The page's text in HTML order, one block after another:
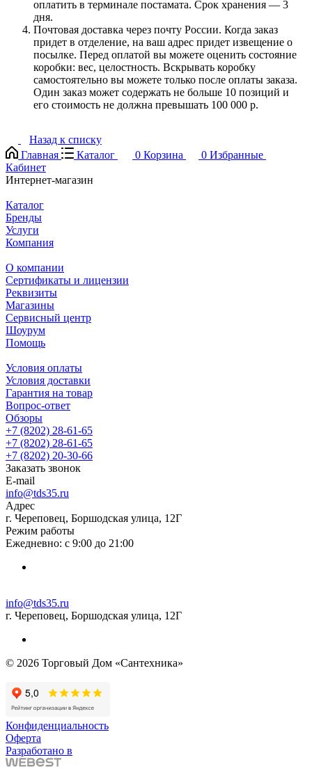
оплатить в терминале постамата. Срок хранения — 3
дня.
Почтовая доставка через почту России. Когда заказ
придет в отделение, на ваш адрес придет извещение о
посылке. Перед оплатой вы можете оценить состояние
коробки: вес, целостность. Вскрывать коробку
самостоятельно вы можете только после оплаты заказа.
Один заказ может содержать не больше 10 позиций и
его стоимость не должна превышать 100 000 р.
Назад к списку
Главная
Каталог 0 Корзина 0 Избранные
Кабинет
Интернет-магазин
Каталог
Бренды
Услуги
Компания
О компании
Сертификаты и лицензии
Реквизиты
Магазины
Сервисный центр
Шоурум
Помощь
Условия оплаты
Условия доставки
Гарантия на товар
Вопрос-ответ
Обзоры
+7 (8202) 28‑61-65
+7 (8202) 28‑61-65
+7 (8202) 20‑30-66
Заказать звонок
E-mail
info@tds35.ru
Адрес
г. Череповец, Боршодская улица, 12Г
Режим работы
Ежедневно: с 9:00 до 21:00
info@tds35.ru
г. Череповец, Боршодская улица, 12Г
© 2026 Торговый Дом «Сантехника»
Конфиденциальность
Оферта
Разработано в